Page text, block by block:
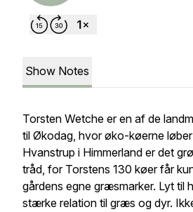
Show Notes
Torsten Wetche er en af de
til Økodag, hvor øko-køerne
Hvanstrup i Himmerland er det
tråd, for Torstens 130 køer får
gårdens egne græsmarker. Lyt til
stærke relation til græs og dyr.